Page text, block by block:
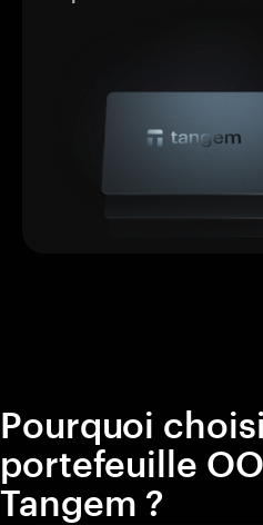
Pourquoi
portefeuille
Tangem ?